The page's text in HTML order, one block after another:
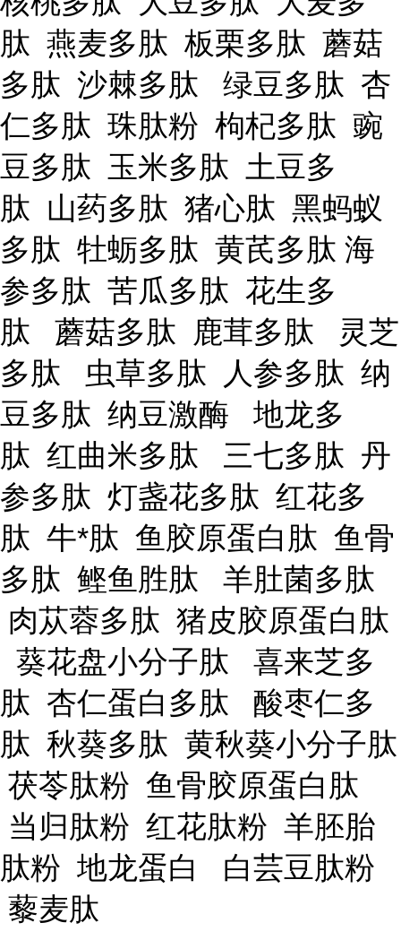
肽 燕麦多肽 板栗多肽 蘑菇
多肽 沙棘多肽 绿豆多肽 杏
仁多肽 珠肽粉 枸杞多肽 豌
豆多肽 玉米多肽 土豆多
肽 山药多肽 猪心肽 黑蚂蚁
多肽 牡蛎多肽 黄芪多肽 海
参多肽 苦瓜多肽 花生多
肽 蘑菇多肽 鹿茸多肽 灵芝
多肽 虫草多肽 人参多肽 纳
豆多肽 纳豆激酶 地龙多
肽 红曲米多肽 三七多肽 丹
参多肽 灯盏花多肽 红花多
肽 牛*肽 鱼胶原蛋白肽 鱼骨
多肽 鲣鱼胜肽 羊肚菌多肽
肉苁蓉多肽 猪皮胶原蛋白肽
葵花盘小分子肽 喜来芝多
肽 杏仁蛋白多肽 酸枣仁多
肽 秋葵多肽 黄秋葵小分子肽
茯苓肽粉 鱼骨胶原蛋白肽
当归肽粉 红花肽粉 羊胚胎
肽粉 地龙蛋白 白芸豆肽粉
藜麦肽